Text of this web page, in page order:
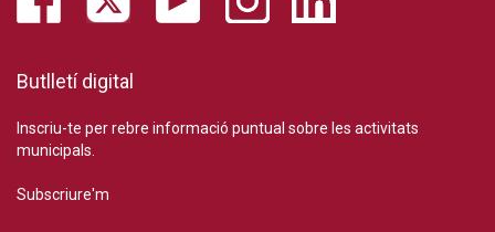
Butlletí digital
Inscriu-te per rebre informació puntual sobre les activitats
municipals.
Subscriure'm